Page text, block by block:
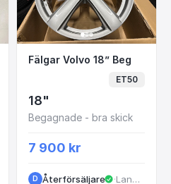
VOLVO XC60
Fälgar Volvo 18” Beg
Fälgar Volvo 18” Beg
ET50
18"
Begagnade - bra skick
7 900 kr
D Återförsäljare · Landvetter